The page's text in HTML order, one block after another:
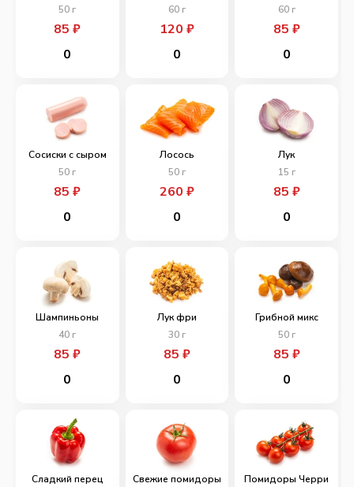
50 г
85₽
0
60г
120 ₽
0
60г
85 ₽
0
Сосиски с сыром
50 г
85₽
0
Лосось
50г
260 ₽
0
Лук
15 г
85 ₽
0
Шампиньоны
40 г
85₽
0
Лук фри
30г
85 ₽
0
Грибной микс
50г
85 ₽
0
Сладкий перец
Свежие помидоры
Помидоры Черри